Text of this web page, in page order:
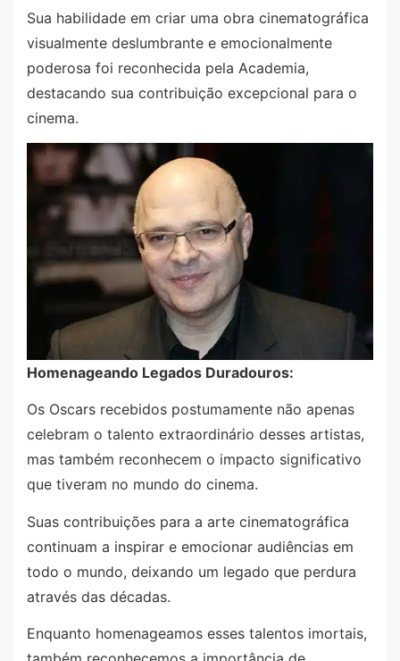
Sua habilidade em criar uma obra cinematográfica
visualmente deslumbrante e emocionalmente
poderosa foi reconhecida pela Academia,
destacando sua contribuição excepcional para o
cinema.
Homenageando Legados Duradouros:
Os Oscars recebidos postumamente não apenas
celebram o talento extraordinário desses artistas,
mas também reconhecem o impacto significativo
que tiveram no mundo do cinema.
Suas contribuições para a arte cinematográfica
continuam a inspirar e emocionar audiências em
todo o mundo, deixando um legado que perdura
através das décadas.
Enquanto homenageamos esses talentos imortais,